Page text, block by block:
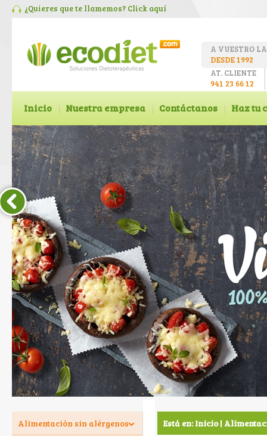
¿Quieres que te llamemos? Click aquí
A VUESTRO
DESDE 1992
AT. CLIENTE
941 23 66 12
Inicio Nuestra empresa Contáctanos Haz tu
Alimentación sin alérgenos Está en:Inicio|